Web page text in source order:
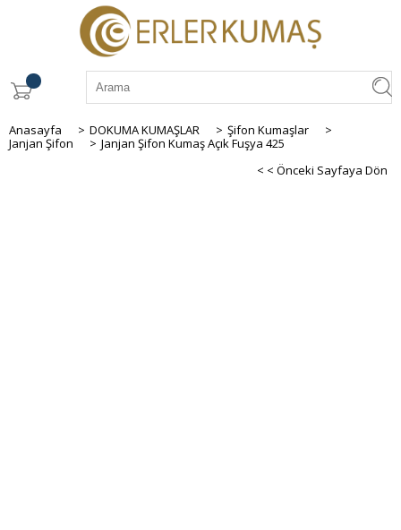
Anasayfa > DOKUMA KUMAŞLAR > Şifon Kumaşlar
>
Janjan Şifon
> Janjan Şifon Kumaş Açık Fuşya 425
< < Önceki Sayfaya Dön